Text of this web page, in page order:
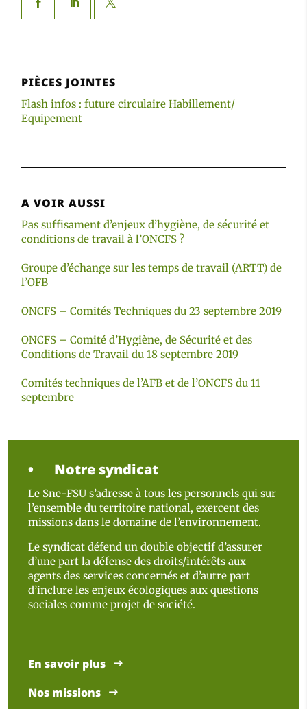
PIÈCES JOINTES
Flash infos : future circulaire Habillement/
Equipement
A VOIR AUSSI
Pas suffisament d’enjeux d’hygiène, de sécurité et
conditions de travail à l’ONCFS ?
Groupe d’échange sur les temps de travail (ARTT) de
l’OFB
ONCFS – Comités Techniques du 23 septembre 2019
ONCFS – Comité d’Hygiène, de Sécurité et des
Conditions de Travail du 18 septembre 2019
Comités techniques de l’AFB et de l’ONCFS du 11
septembre
Notre syndicat
Le Sne-FSU s’adresse à tous les personnels qui sur
l’ensemble du territoire national, exercent des
missions dans le domaine de l’environnement.
Le syndicat défend un double objectif d’assurer
d’une part la défense des droits/intérêts aux
agents des services concernés et d’autre part
d’inclure les enjeux écologiques aux questions
sociales comme projet de société.
En savoir plus
Nos missions